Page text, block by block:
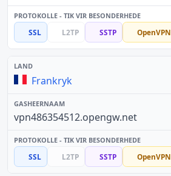
SSL L2TP SSTP OpenVPN
Frankryk
vpn486354512.opengw.net
SSL L2TP SSTP OpenVPN